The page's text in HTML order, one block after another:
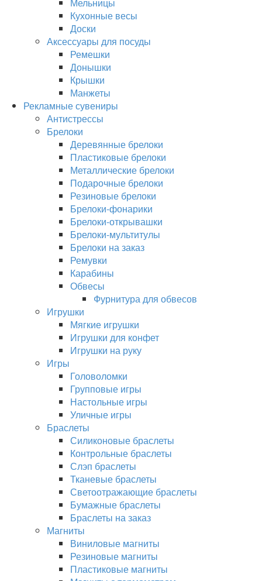
Кухонные весы
Доски
Аксессуары для посуды
Ремешки
Донышки
Крышки
Манжеты
Рекламные сувениры
Антистрессы
Брелоки
Деревянные брелоки
Пластиковые брелоки
Металлические брелоки
Подарочные брелоки
Резиновые брелоки
Брелоки-фонарики
Брелоки-открывашки
Брелоки-мультитулы
Брелоки на заказ
Ремувки
Карабины
Обвесы
Фурнитура для обвесов
Игрушки
Мягкие игрушки
Игрушки для конфет
Игрушки на руку
Игры
Головоломки
Групповые игры
Настольные игры
Уличные игры
Браслеты
Силиконовые браслеты
Контрольные браслеты
Слэп браслеты
Тканевые браслеты
Светоотражающие браслеты
Бумажные браслеты
Браслеты на заказ
Магниты
Виниловые магниты
Резиновые магниты
Пластиковые магниты